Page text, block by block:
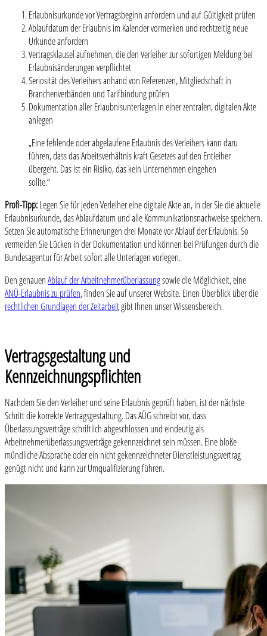
Erlaubnisurkunde vor Vertragsbeginn anfordern und auf Gültigkeit prüfen
Ablaufdatum der Erlaubnis im Kalender vormerken und rechtzeitig neue
Urkunde anfordern
Vertragsklausel aufnehmen, die den Verleiher zur sofortigen Meldung bei
Erlaubnisänderungen verpflichtet
Seriosität des Verleihers anhand von Referenzen, Mitgliedschaft in
Branchenverbänden und Tarifbindung prüfen
Dokumentation aller Erlaubnisunterlagen in einer zentralen, digitalen Akte
anlegen
„Eine fehlende oder abgelaufene Erlaubnis des Verleihers kann dazu
führen, dass das Arbeitsverhältnis kraft Gesetzes auf den Entleiher
übergeht. Das ist ein Risiko, das kein Unternehmen eingehen
sollte.“
Profi-Tipp:Legen Sie für jeden Verleiher eine digitale Akte an, in der Sie die aktuelle
Erlaubnisurkunde, das Ablaufdatum und alle Kommunikationsnachweise speichern.
Setzen Sie automatische Erinnerungen drei Monate vor Ablauf der Erlaubnis. So
vermeiden Sie Lücken in der Dokumentation und können bei Prüfungen durch die
Bundesagentur für Arbeit sofort alle Unterlagen vorlegen.
Den genauenAblauf der Arbeitnehmerüberlassungsowie die Möglichkeit, eine
ANÜ-Erlaubnis zu prüfen, finden Sie auf unserer Website. Einen Überblick über die
rechtlichen Grundlagen der Zeitarbeitgibt Ihnen unser Wissensbereich.
Vertragsgestaltung und
Kennzeichnungspflichten
Nachdem Sie den Verleiher und seine Erlaubnis geprüft haben, ist der nächste
Schritt die korrekte Vertragsgestaltung. Das AÜG schreibt vor, dass
Überlassungsverträge schriftlich abgeschlossen und eindeutig als
Arbeitnehmerüberlassungsverträge gekennzeichnet sein müssen. Eine bloße
mündliche Absprache oder ein nicht gekennzeichneter Dienstleistungsvertrag
genügt nicht und kann zur Umqualifizierung führen.